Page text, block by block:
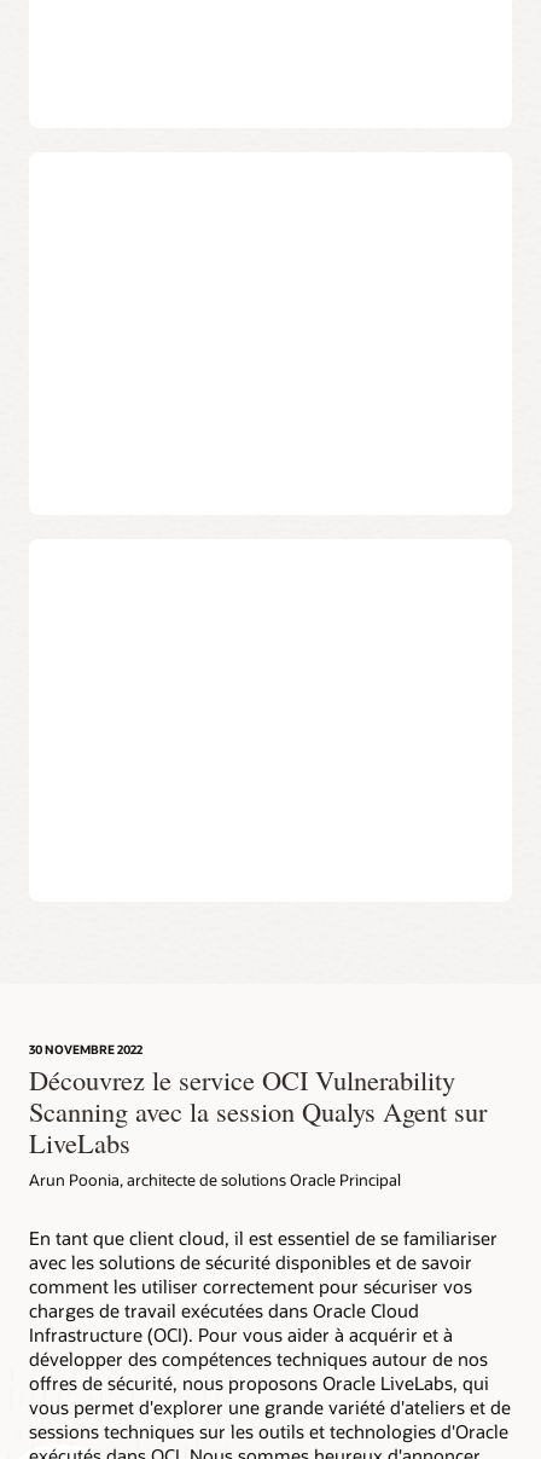
30 NOVEMBRE 2022
Découvrez le service OCI Vulnerability
Scanning avec la session Qualys Agent sur
LiveLabs
Arun Poonia, architecte de solutions Oracle Principal
En tant que client cloud, il est essentiel de se familiariser
avec les solutions de sécurité disponibles et de savoir
comment les utiliser correctement pour sécuriser vos
charges de travail exécutées dans Oracle Cloud
Infrastructure (OCI). Pour vous aider à acquérir et à
développer des compétences techniques autour de nos
offres de sécurité, nous proposons Oracle LiveLabs, qui
vous permet d'explorer une grande variété d'ateliers et de
sessions techniques sur les outils et technologies d'Oracle